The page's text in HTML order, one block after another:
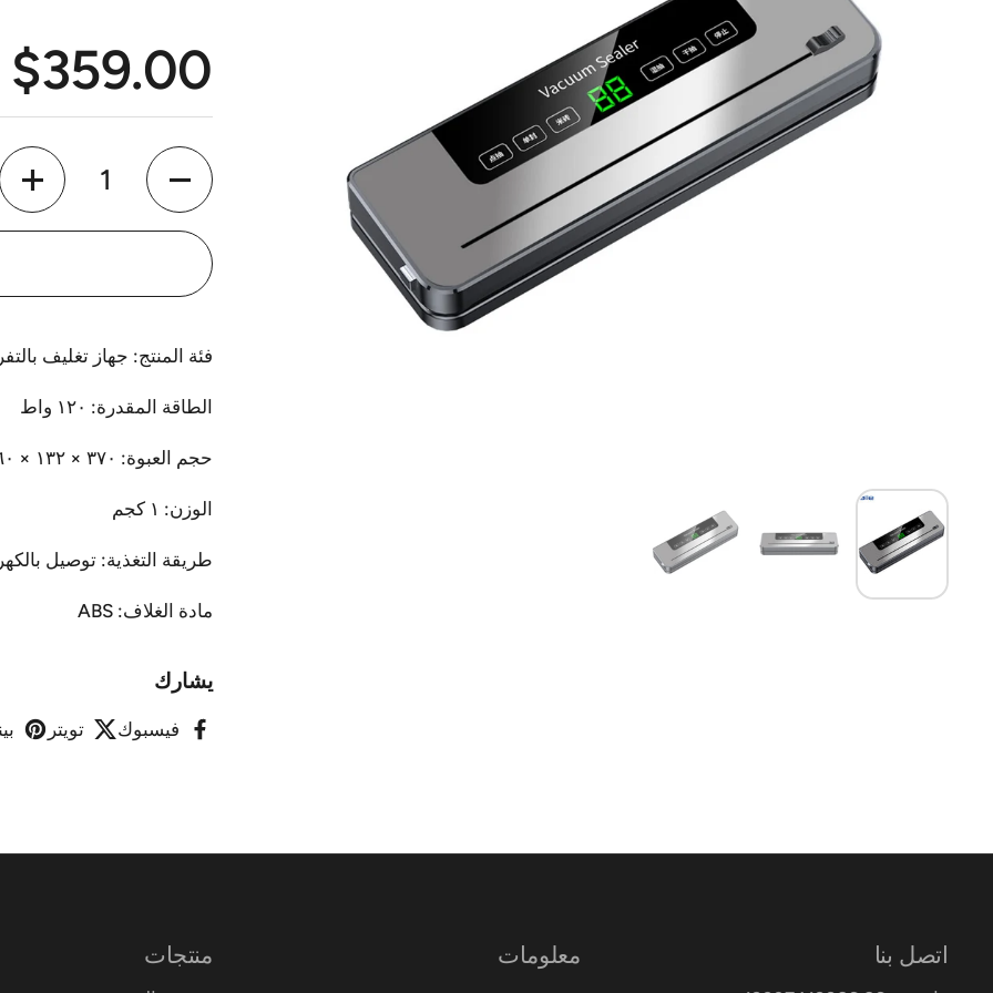
عرض الشريحة 1
السعر
$359.00
الكمية
فئة المنتج: جهاز تغليف
الطاقة المقدرة: ١٢٠ واط
حجم العبوة: ٣٧٠ × ١٣٢ × ٦٠ سم
الوزن: ١ كجم
طريقة التغذية: توصيل
مادة الغلاف: ABS
يشارك
فيسبوك تويتر
اتصل بنا معلومات منتجات